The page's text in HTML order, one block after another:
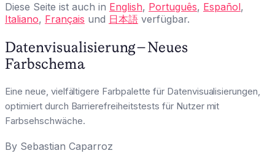
Diese Seite ist auch in English, Português, Español,
Italiano, Français und 日本語 verfügbar.
Datenvisualisierung – Neues
Farbschema
Eine neue, vielfältigere Farbpalette für Datenvisualisierungen,
optimiert durch Barrierefreiheitstests für Nutzer mit
Farbsehschwäche.
By Sebastian Caparroz